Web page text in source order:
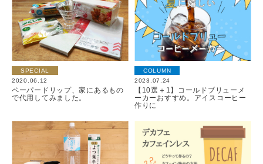
SPECIAL
2020.06.12
ペーパードリップ、家にあるもの
で代用してみました。
COLUMN
2023.07.24
【10選＋1】コールドブリューメ
ーカーおすすめ。アイスコーヒー
作りに